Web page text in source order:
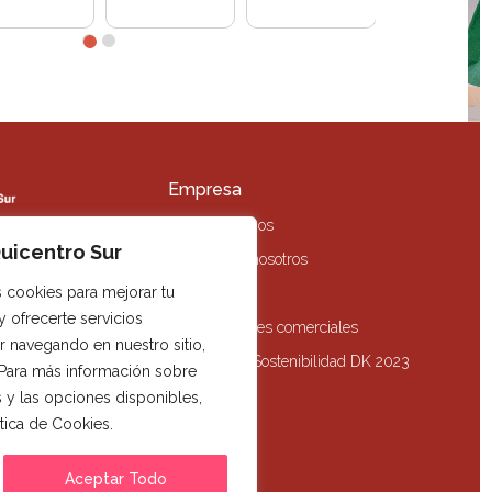
Sur
cookies para mejorar tu
ofrecerte servicios
en nuestro sitio,
más información sobre
las opciones disponibles,
de Cookies.
Aceptar Todo
Empresa
Quiénes Somos
Trabaja con nosotros
Contacto
Alquiler locales comerciales
Memoria de Sostenibilidad DK 2023